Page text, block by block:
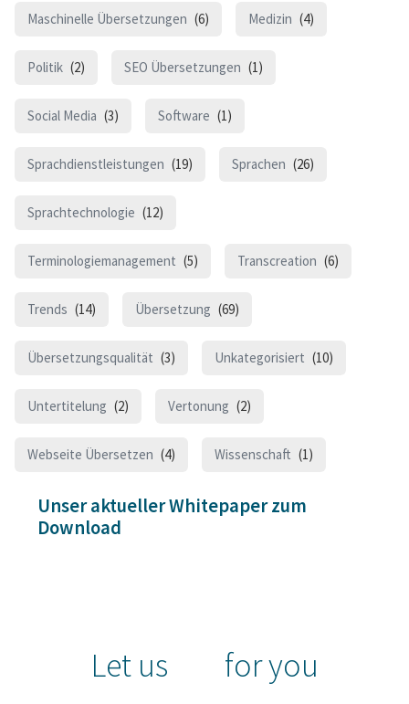
Maschinelle Übersetzungen (6) Medizin (4)
Politik (2) SEO Übersetzungen (1)
Social Media (3) Software (1)
Sprachdienstleistungen (19) Sprachen (26)
Sprachtechnologie (12)
Terminologiemanagement (5) Transcreation (6)
Trends (14) Übersetzung (69)
Übersetzungsqualität (3) Unkategorisiert (10)
Untertitelung (2) Vertonung (2)
Webseite Übersetzen (4) Wissenschaft (1)
Unser aktueller Whitepaper zum
Download
Let us for you